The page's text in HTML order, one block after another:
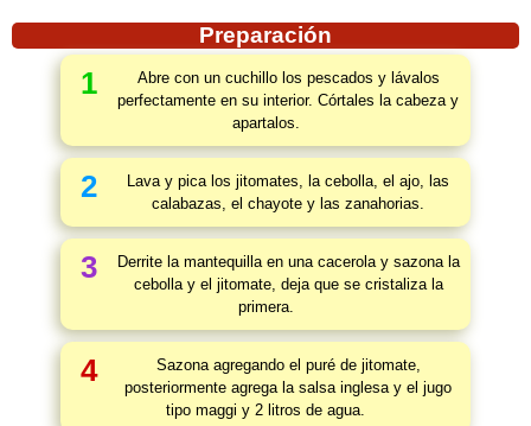
Preparación
1
Abre con un cuchillo los pescados y lávalos
perfectamente en su interior. Córtales la cabeza y
apartalos.
2
Lava y pica los jitomates, la cebolla, el ajo, las
calabazas, el chayote y las zanahorias.
3
Derrite la mantequilla en una cacerola y sazona la
cebolla y el jitomate, deja que se cristaliza la
primera.
4
Sazona agregando el puré de jitomate,
posteriormente agrega la salsa inglesa y el jugo
tipo maggi y 2 litros de agua.